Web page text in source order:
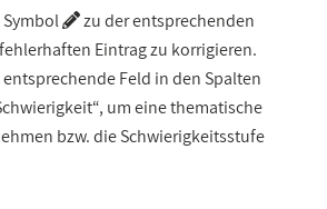
Symbol
zu der entsprechenden
Eintrag zu korrigieren.
Feld in den Spalten
um eine thematische
bzw. die Schwierigkeitsstufe